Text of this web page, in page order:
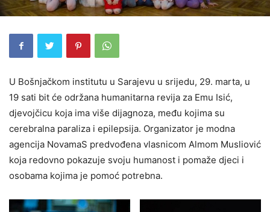
U Bošnjačkom institutu u Sarajevu u srijedu, 29. marta, u
19 sati bit će održana humanitarna revija za Emu Isić,
djevojčicu koja ima više dijagnoza, među kojima su
cerebralna paraliza i epilepsija. Organizator je modna
agencija NovamaS predvođena vlasnicom Almom Musliović
koja redovno pokazuje svoju humanost i pomaže djeci i
osobama kojima je pomoć potrebna.